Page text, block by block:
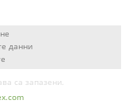
данни
са запазени.